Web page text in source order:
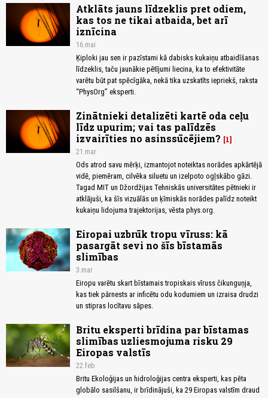
Atklāts jauns līdzeklis pret odiem,
kas tos ne tikai atbaida, bet arī
iznīcina
16.mai
Ķiploki jau sen ir pazīstami kā dabisks kukaiņu atbaidīšanas
līdzeklis, taču jaunākie pētījumi liecina, ka to efektivitāte
varētu būt pat spēcīgāka, nekā tika uzskatīts iepriekš, raksta
“PhysOrg” eksperti.
Zinātnieki detalizēti kartē oda ceļu
līdz upurim; vai tas palīdzēs
izvairīties no asinssūcējiem?
1
21.mar
Ods atrod savu mērķi, izmantojot noteiktas norādes apkārtējā
vidē, piemēram, cilvēka siluetu un izelpoto ogļskābo gāzi.
Tagad MIT un Džordžijas Tehniskās universitātes pētnieki ir
atklājuši, ka šīs vizuālās un ķīmiskās norādes palīdz noteikt
kukaiņu lidojuma trajektorijas, vēsta phys.org.
Eiropai uzbrūk tropu vīruss: kā
pasargāt sevi no šīs bīstamās
slimības
3.mar
Eiropu varētu skart bīstamais tropiskais vīruss čikunguņja,
kas tiek pārnests ar inficētu odu kodumiem un izraisa drudzi
un stipras locītavu sāpes.
Britu eksperti brīdina par bīstamas
slimības uzliesmojuma risku 29
Eiropas valstīs
22.feb
Britu Ekoloģijas un hidroloģijas centra eksperti, kas pēta
globālo sasilšanu, ir brīdinājuši, ka 29 Eiropas valstīm draud